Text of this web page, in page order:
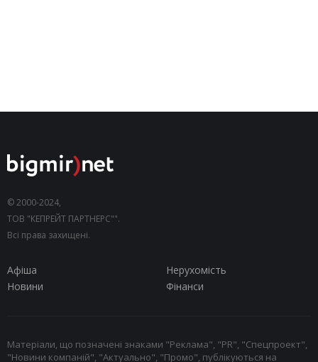
© 2000-2024,
ТОВ "КЕПРЕЙТ ПАРТНЕРС"".
Всі права захищені.
Афіша
Нерухомість
Новини
Фінанси
Матеріали, що позначені знаками "Реклама", "PR", "Спецпроект",
"Новини компаній", "Актуально", "Промо", публікуються на